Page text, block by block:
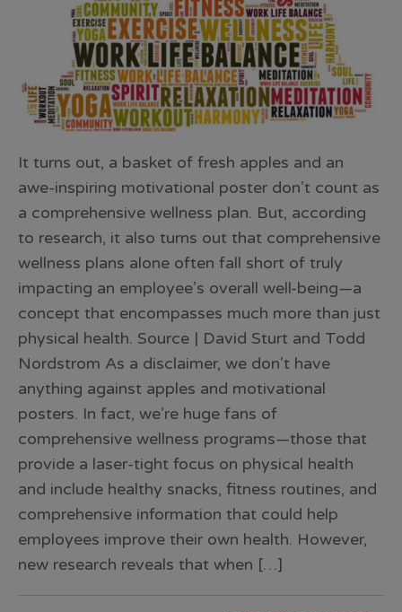
It turns out, a basket of fresh apples and an
awe-inspiring motivational poster don’t count as
a comprehensive wellness plan. But, according
to research, it also turns out that comprehensive
wellness plans alone often fall short of truly
impacting an employee’s overall well-being—a
concept that encompasses much more than just
physical health. Source | David Sturt and Todd
Nordstrom As a disclaimer, we don’t have
anything against apples and motivational
posters. In fact, we’re huge fans of
comprehensive wellness programs—those that
provide a laser-tight focus on physical health
and include healthy snacks, fitness routines, and
comprehensive information that could help
employees improve their own health. However,
new research reveals that when […]